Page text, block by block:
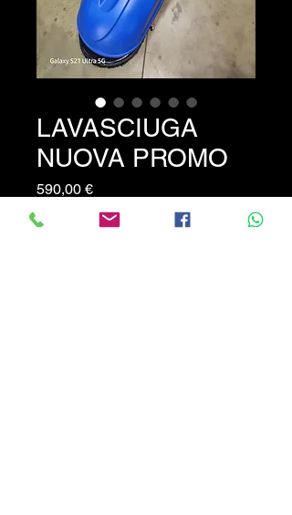
LAVASCIUGA
NUOVA PROMO
590,00 €Prezzo
LAVASCIUGA elettrica